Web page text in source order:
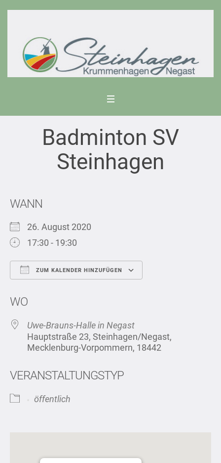
Badminton SV
Steinhagen
WANN
26. August 2020
17:30 - 19:30
ZUM KALENDER HINZUFÜGEN
WO
Uwe-Brauns-Halle in Negast
Hauptstraße 23, Steinhagen/Negast,
Mecklenburg-Vorpommern, 18442
VERANSTALTUNGSTYP
öffentlich